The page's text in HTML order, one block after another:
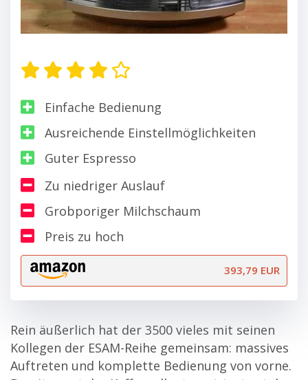
Einfache Bedienung
Ausreichende Einstellmöglichkeiten
Guter Espresso
Zu niedriger Auslauf
Grobporiger Milchschaum
Preis zu hoch
393,79 EUR
Rein äußerlich hat der 3500 vieles mit seinen
Kollegen der ESAM-Reihe gemeinsam: massives
Auftreten und komplette Bedienung von vorne.